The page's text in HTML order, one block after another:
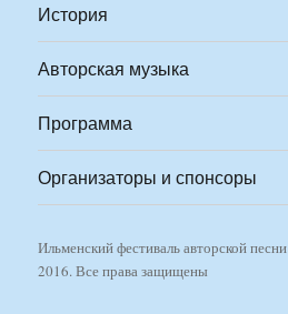
История
Авторская музыка
Программа
Организаторы и спонсоры
Ильменский фестиваль авторской песни
2016. Все права защищены